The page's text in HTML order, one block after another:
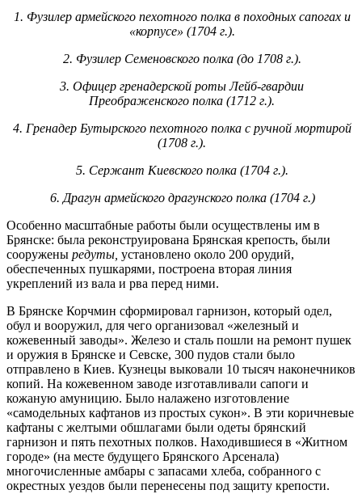
1. Фузилер армейского пехотного полка в походных сапогах и
«корпусе» (1704 г.).
2. Фузилер Семеновского полка (до 1708 г.).
3. Офицер гренадерской роты Лейб-гвардии
Преображенского полка (1712 г.).
4. Гренадер Бутырского пехотного полка с ручной мортирой
(1708 г.).
5. Сержант Киевского полка (1704 г.).
6. Драгун армейского драгунского полка (1704 г.)
Особенно масштабные работы были осуществлены им в
Брянске: была реконструирована Брянская крепость, были
сооруженыредуты,установлено около 200 орудий,
обеспеченных пушкарями, построена вто­рая линия
укреплений из вала и рва перед ними.
В Брянске Корчмин сформировал гарнизон, который одел,
обул и во­оружил, для чего организовал «железный и
кожевенный заводы». Железо и сталь пошли на ремонт пушек
и оружия в Брянске и Севске, 300 пудов стали было
отправлено в Киев. Кузнецы выковали 10 тысяч наконечников
копий. На кожевенном заводе изготавливали сапоги и
кожаную амуни­цию. Было налажено изготовление
«самодельных кафтанов из простых сукон». В эти коричневые
кафтаны с желтыми обшлагами были одеты брянский
гарнизон и пять пехотных полков. Находившиеся в «Житном
городе» (на месте будущего Брянского Арсенала)
многочисленные амба­ры с запасами хлеба, собранного с
окрестных уездов были перенесены под защиту крепости.